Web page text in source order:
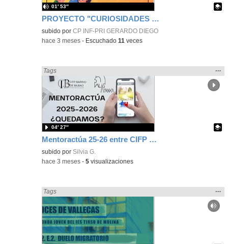
PROYECTO "CURIOSIDADES GERARDÍN" - 5º de Primaria A
Contenido educativo.
subido porCP INF-PRI GERARDO DIEGO
01′ 53″
-hace 3 meses - Escuchado11 veces
Mentoractúa 25-26 entre CIFP Barrio de Bilbao y el IES Palas Atenea
Encontrado «Interdisciplinar» en:
Tags
la
…
Contenido educativo.
subido por Silvia G.
04′ 27″
-hace 3 meses -5 visualizaciones
Encontrado «Interdisciplinar» en:
Tags
la
…